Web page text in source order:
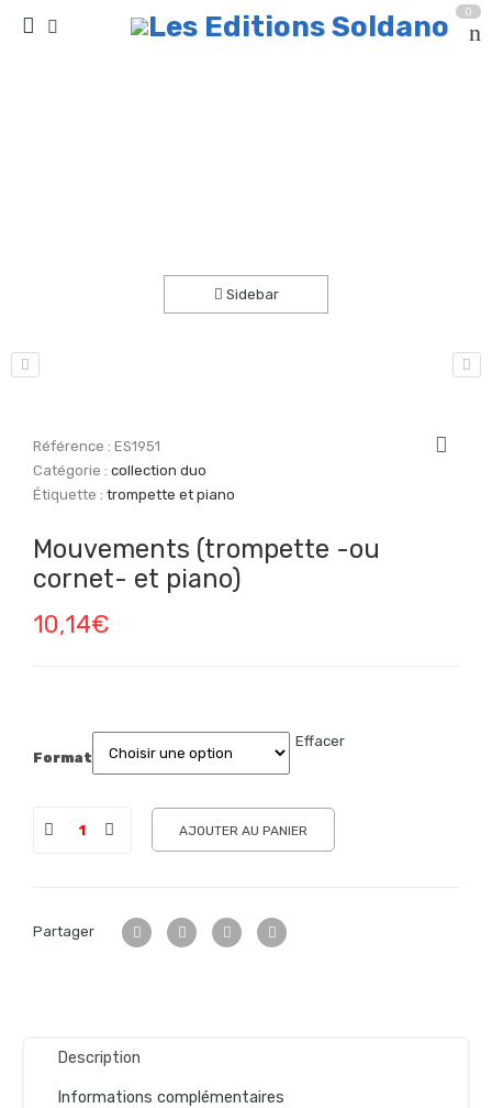
0
Sidebar
Référence :ES1951
Catégorie :collection duo
Étiquette :trompette et piano
Mouvements (trompette -ou
cornet- et piano)
10,14€
Format
Effacer
AJOUTER AU PANIER
Partager
Description
Informations complémentaires